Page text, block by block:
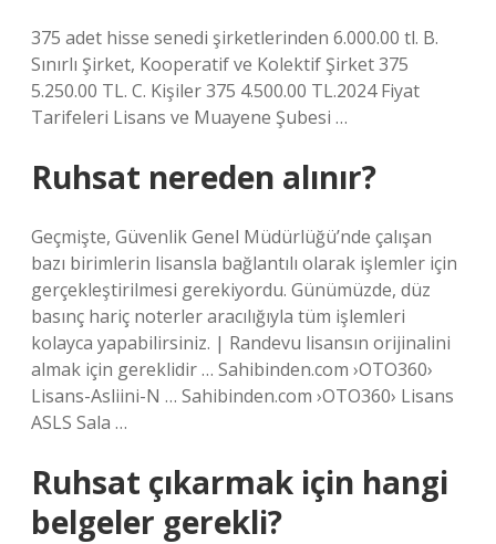
375 adet hisse senedi şirketlerinden 6.000.00 tl. B.
Sınırlı Şirket, Kooperatif ve Kolektif Şirket 375
5.250.00 TL. C. Kişiler 375 4.500.00 TL.2024 Fiyat
Tarifeleri Lisans ve Muayene Şubesi …
Ruhsat nereden alınır?
Geçmişte, Güvenlik Genel Müdürlüğü’nde çalışan
bazı birimlerin lisansla bağlantılı olarak işlemler için
gerçekleştirilmesi gerekiyordu. Günümüzde, düz
basınç hariç noterler aracılığıyla tüm işlemleri
kolayca yapabilirsiniz. | Randevu lisansın orijinalini
almak için gereklidir … Sahibinden.com ›OTO360›
Lisans-Asliini-N … Sahibinden.com ›OTO360› Lisans
ASLS Sala …
Ruhsat çıkarmak için hangi
belgeler gerekli?